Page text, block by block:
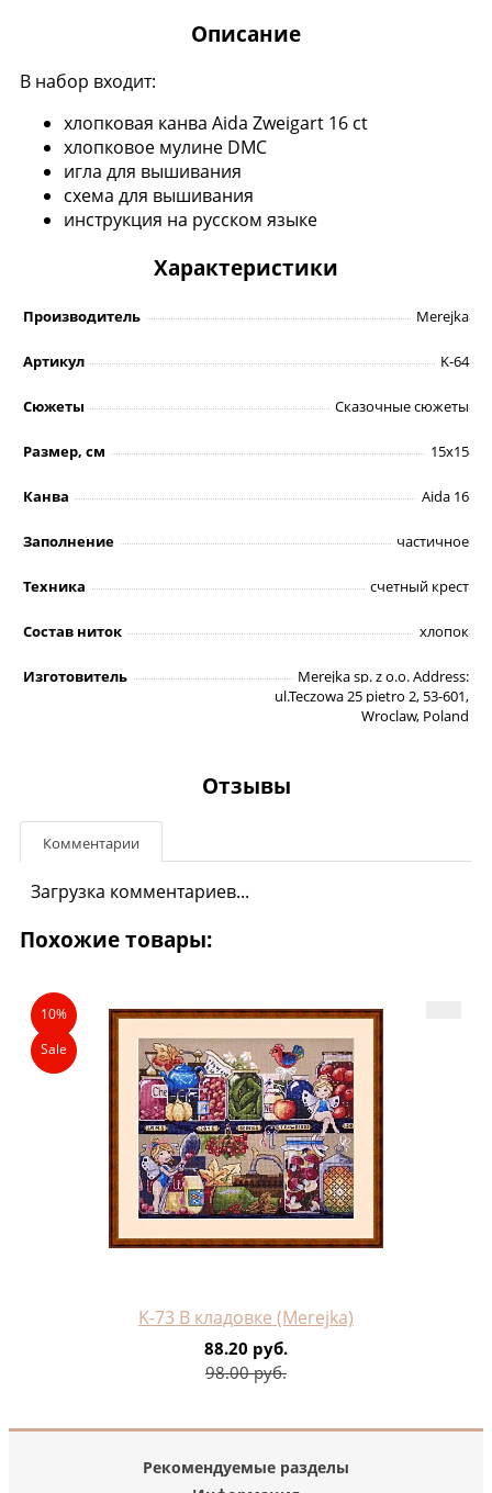
Описание
В набор входит:
хлопковая канва Aida Zweigart 16 ct
хлопковое мулине DMC
игла для вышивания
схема для вышивания
инструкция на русском языке
Характеристики
Производитель Merejka
Артикул K-64
Сюжеты Сказочные сюжеты
Размер, см 15х15
Канва Aida 16
Заполнение частичное
Техника счетный крест
Состав ниток хлопок
Изготовитель
Merejka sp. z o.o. Address:
ul.Teczowa 25 pietro 2, 53-601,
Wroclaw, Poland
Отзывы
Комментарии
Загрузка комментариев...
Похожие товары:
10%
Sale
K-73 В кладовке (Merejka)
88.20 руб.
98.00 руб.
Рекомендуемые разделы